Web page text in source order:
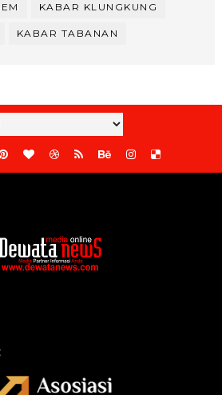
KABAR KLUNGKUNG
KABAR TABANAN